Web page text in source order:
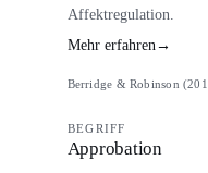
Affektregulation.
Mehr erfahren→
Berridge & Robinson
BEGRIFF
Approbation